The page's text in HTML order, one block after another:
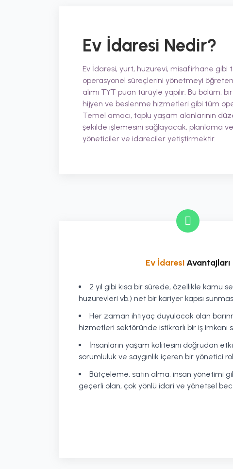
Ev İdaresi Nedir?
Ev İdaresi, yurt, huzurevi, misafirhane gibi
operasyonel süreçlerini yönetmeyi öğreten
alımı TYT puan türüyle yapılır. Bu bölüm,
hijyen ve beslenme hizmetleri gibi tüm
Temel amacı, toplu yaşam alanlarının
şekilde işlemesini sağlayacak, planlama
yöneticiler ve idareciler yetiştirmektir.
Ev İdaresiAvantajları
2 yıl gibi kısa bir sürede, özellikle kamu
huzurevleri vb.) net bir kariyer kapısı
Her zaman ihtiyaç duyulacak olan
hizmetleri sektöründe istikrarlı bir iş imkanı
İnsanların yaşam kalitesini doğrudan
sorumluluk ve saygınlık içeren bir yönetici
Bütçeleme, satın alma, insan yönetimi
geçerli olan, çok yönlü idari ve yönetsel